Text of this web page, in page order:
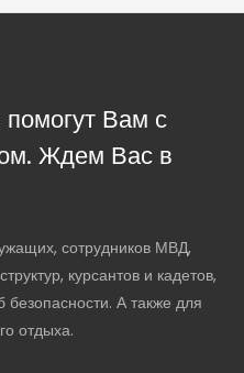
Вам с
Ждем Вас в
сотрудников МВД,
курсантов и кадетов,
А также для
отдыха.